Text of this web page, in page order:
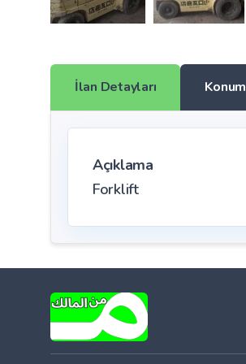
İlan Detayları Konum
Açıklama
Forklift